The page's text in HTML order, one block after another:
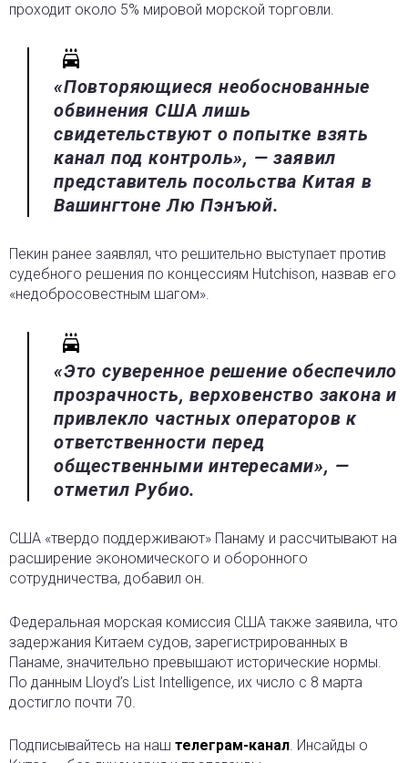
проходит около 5% мировой морской торговли.
«Повторяющиеся необоснованные
обвинения США лишь
свидетельствуют о попытке взять
канал под контроль», — заявил
представитель посольства Китая в
Вашингтоне Лю Пэнъюй.
Пекин ранее заявлял, что решительно выступает против
судебного решения по концессиям Hutchison, назвав его
«недобросовестным шагом».
«Это суверенное решение обеспечило
прозрачность, верховенство закона и
привлекло частных операторов к
ответственности перед
общественными интересами», —
отметил Рубио.
США «твердо поддерживают» Панаму и рассчитывают на
расширение экономического и оборонного
сотрудничества, добавил он.
Федеральная морская комиссия США также заявила, что
задержания Китаем судов, зарегистрированных в
Панаме, значительно превышают исторические нормы.
По данным Lloyd’s List Intelligence, их число с 8 марта
достигло почти 70.
Подписывайтесь на наш телеграм-канал. Инсайды о